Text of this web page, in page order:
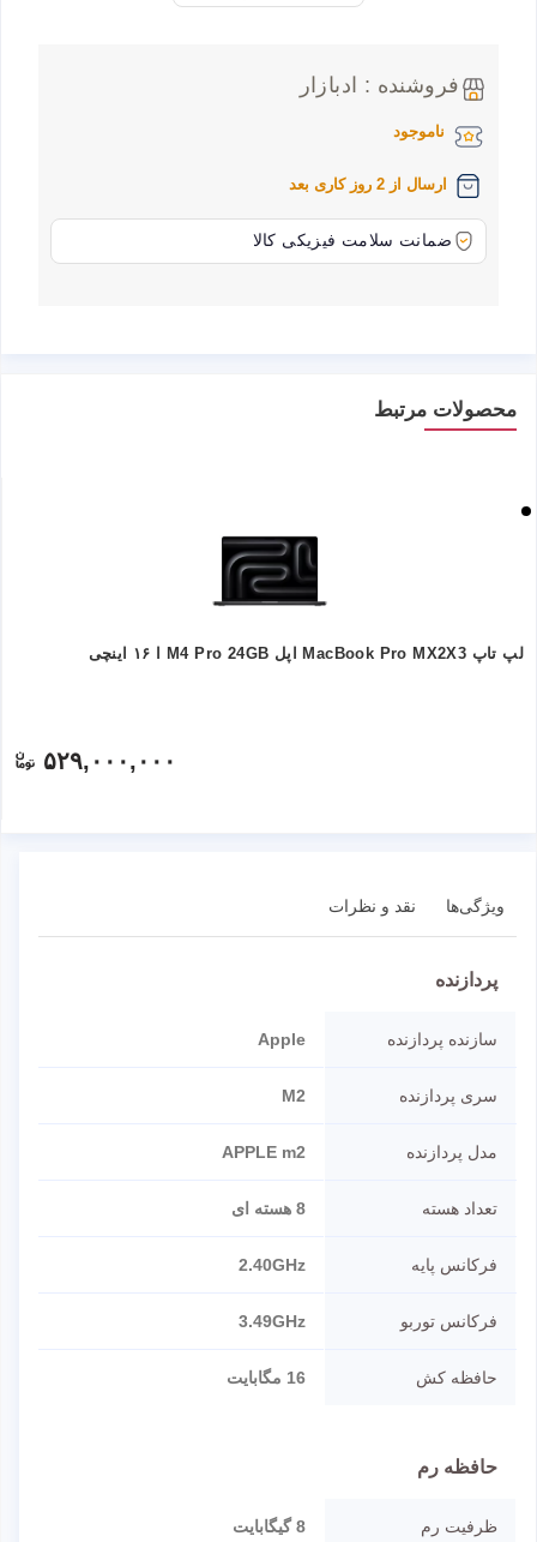
فروشنده : ادبازار
ناموجود
ارسال از 2 روز کاری بعد
ضمانت سلامت فیزیکی کالا
محصولات مرتبط
لپ تاپ MacBook Pro MX2X3 اپل M4 Pro 24GB ا ۱۶ اینچی
۵۲۹,۰۰۰,۰۰۰
ویژگی‌ها نقد و نظرات
پردازنده
سازنده پردازنده Apple
سری پردازنده M2
مدل پردازنده APPLE m2
تعداد هسته 8 هسته ای
فرکانس پایه 2.40GHz
فرکانس توربو 3.49GHz
حافظه کش 16 مگابایت
حافظه رم
ظرفیت رم 8 گیگابایت